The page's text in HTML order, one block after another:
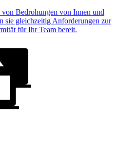
Bedrohungen von Innen und
sie gleichzeitig Anforderungen zur
für Ihr Team bereit.